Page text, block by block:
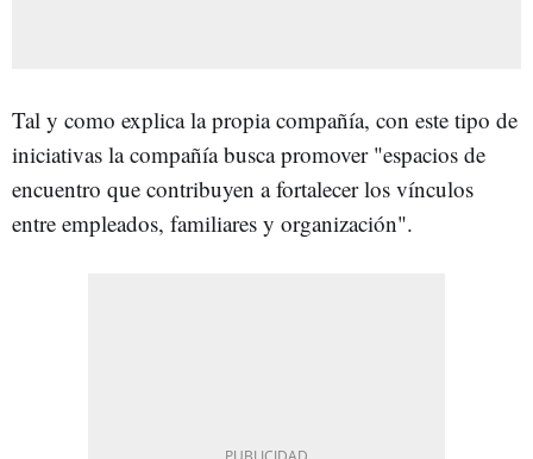
Tal y como explica la propia compañía, con este tipo de
iniciativas la compañía busca promover "espacios de
encuentro que contribuyen a fortalecer los vínculos
entre empleados, familiares y organización".